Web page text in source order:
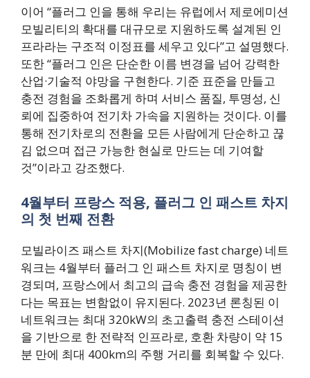
이어 “플러그 인을 통해 우리는 유럽에서 제로에미션
모빌리티의 확대를 대규모로 지원하도록 설계된 인
프라라는 구조적 이정표를 세우고 있다”고 설명했다.
또한 “플러그 인은 단순한 이름 변경을 넘어 강력한
산업·기술적 야망을 구현한다. 기준 표준을 만들고
충전 경험을 조화롭게 하며 서비스 품질, 투명성, 신
뢰에 집중하여 전기차 가속을 지원하는 것이다. 이를
통해 전기차로의 전환을 모든 사람에게 단순하고 끊
김 없으며 접근 가능한 현실로 만드는 데 기여할
것”이라고 강조했다.
4월부터 프랑스 적용, 플러그 인 패스트 차지
의 첫 번째 전환
모빌라이즈 패스트 차지(Mobilize fast charge) 네트
워크는 4월부터 플러그 인 패스트 차지로 명칭이 변
경되며, 프랑스에서 최고의 급속 충전 경험을 제공한
다는 목표는 변함없이 유지된다. 2023년 론칭된 이
네트워크는 최대 320kW의 초고출력 충전 스테이션
을 기반으로 한 전략적 인프라로, 호환 차량이 약 15
분 만에 최대 400km의 주행 거리를 회복할 수 있다.